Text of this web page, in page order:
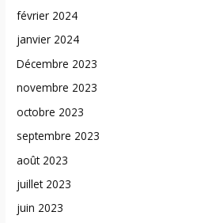
février 2024
janvier 2024
Décembre 2023
novembre 2023
octobre 2023
septembre 2023
août 2023
juillet 2023
juin 2023